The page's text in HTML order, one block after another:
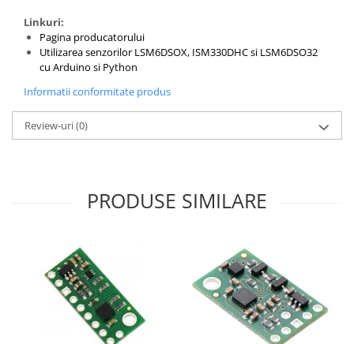
Linkuri:
Pagina producatorului
Utilizarea senzorilor LSM6DSOX, ISM330DHC si LSM6DSO32
cu Arduino si Python
Informatii conformitate produs
Review-uri(0)
PRODUSE SIMILARE